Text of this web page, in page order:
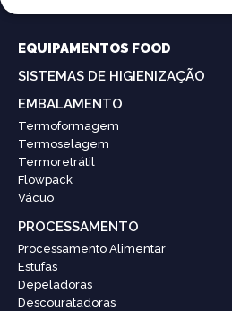
EQUIPAMENTOS FOOD
SISTEMAS DE HIGIENIZAÇÃO
EMBALAMENTO
Termoformagem
Termoselagem
Termoretrátil
Flowpack
Vácuo
PROCESSAMENTO
Processamento Alimentar
Estufas
Depeladoras
Descouratadoras